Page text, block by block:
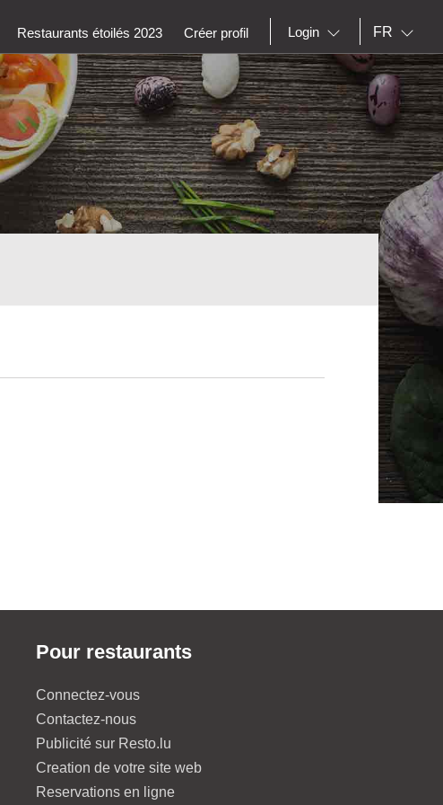
Restaurants étoilés 2023 Créer profil Login FR
Pour restaurants
Connectez-vous
Contactez-nous
Publicité sur Resto.lu
Creation de votre site web
Reservations en ligne